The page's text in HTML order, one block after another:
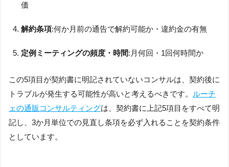
価
解約条項:何か月前の通告で解約可能か・違約金の有無
定例ミーティングの頻度・時間:月何回・1回何時間か
この5項目が契約書に明記されていないコンサルは、契約後に
トラブルが発生する可能性が高いと考えるべきです。
ルーチ
ェの通販コンサルティングは、契約書に上記5項目をすべて明
記し、3か月単位での見直し条項を必ず入れることを契約条件
としています。